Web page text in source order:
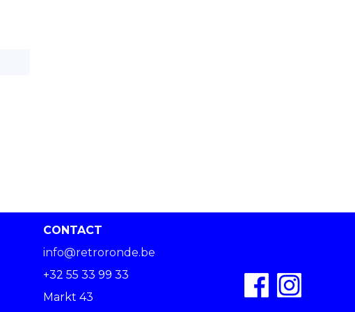
CONTACT
info@retroronde.be
+32 55 33 99 33
Markt 43